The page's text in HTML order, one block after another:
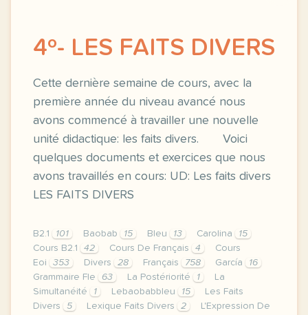
4º- LES FAITS DIVERS
Cette dernière semaine de cours, avec la
première année du niveau avancé nous
avons commencé à travailler une nouvelle
unité didactique: les faits divers. Voici
quelques documents et exercices que nous
avons travaillés en cours: UD: Les faits divers
LES FAITS DIVERS
B2.1 101 Baobab 15 Bleu 13 Carolina
15
Cours B2.1
42 Cours De Français 4
Cours
Eoi
353 Divers 28 Français 758 García
16
Grammaire Fle
63 La Postériorité 1
La
Simultanéité
1 Lebaobabbleu 15
Les Faits
Divers
5 Lexique Faits Divers 2
L'Expression De